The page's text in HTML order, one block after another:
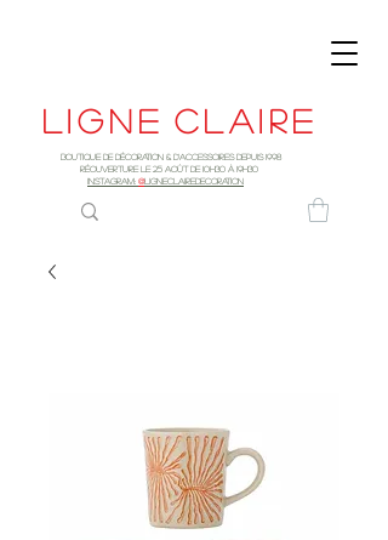
Ligne claire
Boutique de décoration & d'accessoires depuis 1998
RÉOUVERTURE LE 25 AOûT DE 10h30 à 19H30
INSTAGRAM: @LIGNECLAIREDECORATION